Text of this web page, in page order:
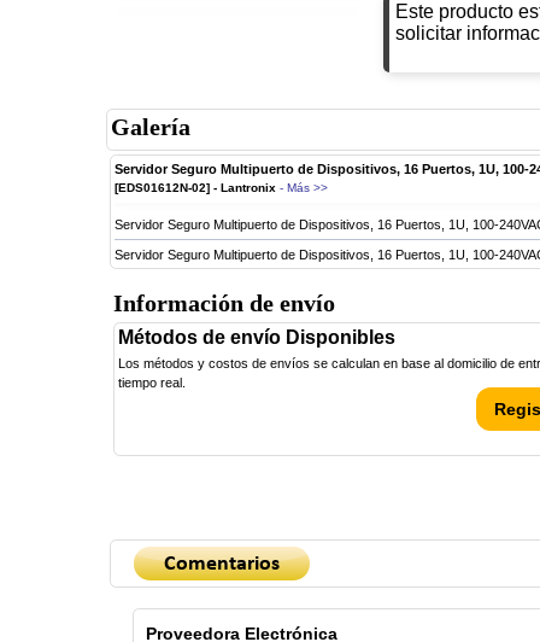
Este producto
solicitar
Galería
Servidor Seguro Multipuerto de Dispositivos, 16 Puertos, 1U, 100-
[EDS01612N-02] - Lantronix - Más >>
Servidor Seguro Multipuerto de Dispositivos, 16 Puertos, 1U, 100-
Servidor Seguro Multipuerto de Dispositivos, 16 Puertos, 1U, 100-
Información de envío
Métodos de envío Disponibles
Los métodos y costos de envíos se calculan en base al domicilio de
tiempo real.
Proveedora Electrónica